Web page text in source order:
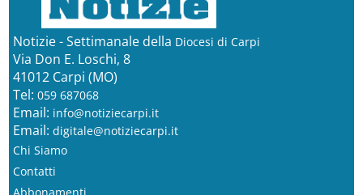
Notizie - Settimanale della Diocesi di Carpi
Via Don E. Loschi, 8
41012 Carpi (MO)
Tel: 059 687068
Email: info@notiziecarpi.it
Email: digitale@notiziecarpi.it
Chi Siamo
Contatti